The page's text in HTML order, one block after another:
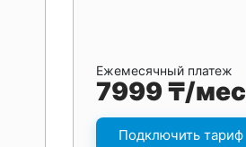
Ежемесячный платеж
7999 ₸/мес
Подключить тариф